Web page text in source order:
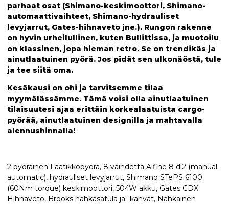
parhaat osat (Shimano-keskimoottori, Shimano-
automaattivaihteet, Shimano-hydrauliset
levyjarrut, Gates-hihnaveto jne.). Rungon rakenne
on hyvin urheilullinen, kuten Bullittissa, ja muotoilu
on klassinen, jopa hieman retro. Se on trendikäs ja
ainutlaatuinen pyörä. Jos pidät sen ulkonäöstä, tule
ja tee siitä oma.
Kesäkausi on ohi ja tarvitsemme tilaa
myymälässämme. Tämä voisi olla ainutlaatuinen
tilaisuutesi ajaa erittäin korkealaatuista cargo-
pyörää, ainutlaatuinen designilla ja mahtavalla
alennushinnalla!
2 pyöräinen Laatikkopyörä, 8 vaihdetta Alfine 8 di2 (manual-
automatic), hydrauliset levyjarrut, Shimano STePS 6100
(60Nm torque) keskimoottori, 504W akku, Gates CDX
Hihnaveto, Brooks nahkasatula ja -kahvat, Nahkainen